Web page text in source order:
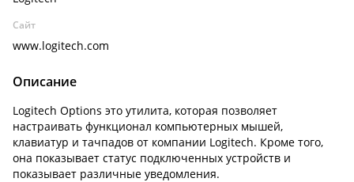
Сайт
www.logitech.com
Описание
Logitech Options это утилита, которая позволяет
настраивать функционал компьютерных мышей,
клавиатур и тачпадов от компании Logitech. Кроме того,
она показывает статус подключенных устройств и
показывает различные уведомления.